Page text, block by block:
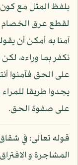
بلفظ المثل مع كون
لقطع عرق الخصام و
آمنا به أمكن أن
نكفر بما وراءه، لكن
على الحق فآمنوا
يجدوا طريقا
على صفوة الحق.
قوله تعالى: في
المشاجرة و